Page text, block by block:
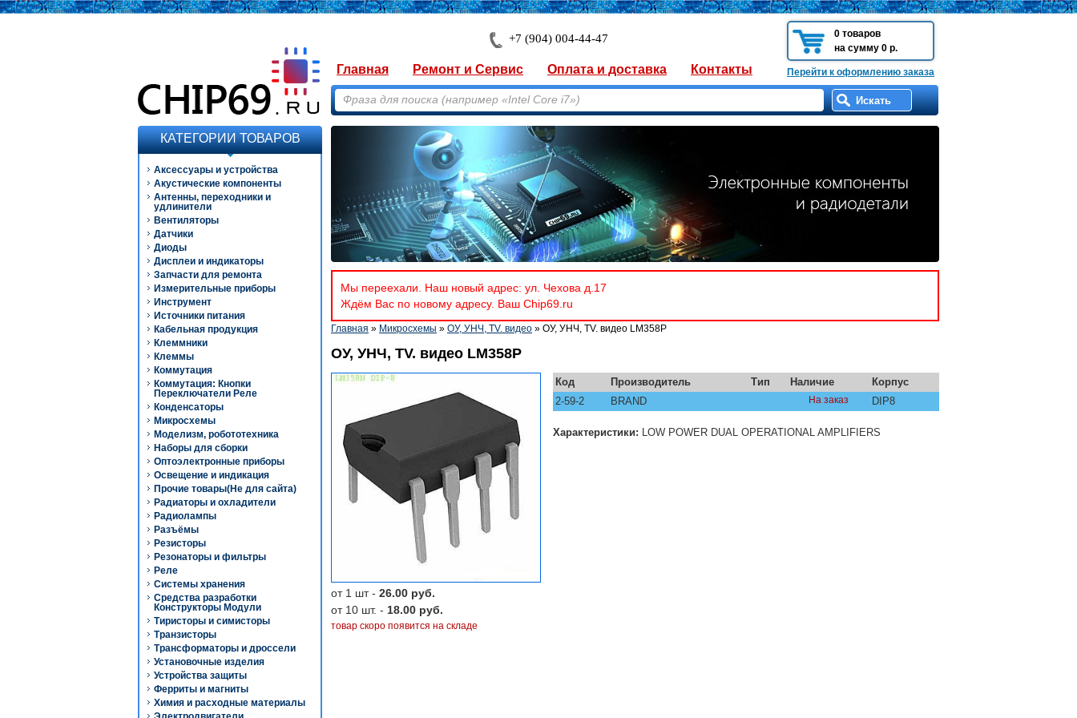
+7 (904) 004-44-47
0 товаров
на сумму 0 р.
Перейти к оформлению заказа
Главная Ремонт и Сервис Оплата и доставка Контакты
КАТЕГОРИИ ТОВАРОВ
Аксессуары и устройства
Акустические компоненты
Антенны, переходники и
удлинители
Вентиляторы
Датчики
Диоды
Дисплеи и индикаторы
Запчасти для ремонта
Измерительные приборы
Инструмент
Источники питания
Кабельная продукция
Клеммники
Клеммы
Коммутация
Коммутация: Кнопки
Переключатели Реле
Конденсаторы
Микросхемы
Моделизм, робототехника
Наборы для сборки
Оптоэлектронные приборы
Освещение и индикация
Прочие товары(Не для сайта)
Радиаторы и охладители
Радиолампы
Разъёмы
Резисторы
Резонаторы и фильтры
Реле
Системы хранения
Средства разработки
Конструкторы Модули
Тиристоры и симисторы
Транзисторы
Трансформаторы и дроссели
Установочные изделия
Устройства защиты
Ферриты и магниты
Химия и расходные материалы
Мы переехали. Наш новый адрес: ул. Чехова д.17
Ждём Вас по новому адресу. Ваш Chip69.ru
Главная » Микросхемы » ОУ, УНЧ, TV. видео » ОУ, УНЧ, TV. видео LM358P
ОУ, УНЧ, TV. видео LM358P
от 1 шт - 26.00 руб.
от 10 шт. - 18.00 руб.
товар скоро появится на складе
Код Производитель Тип Наличие
Корпус
2-59-2
BRAND На заказ DIP8
Характеристики: LOW POWER DUAL OPERATIONAL AMPLIFIERS